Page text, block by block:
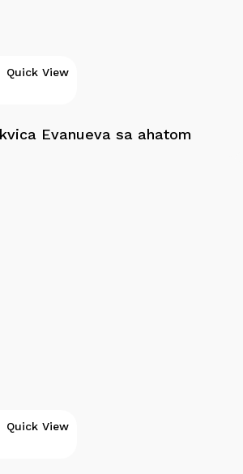
Quick View
Evanueva sa ahatom
Quick View